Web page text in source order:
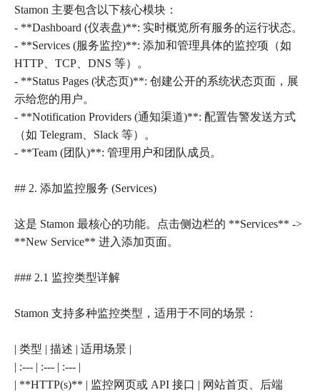
Stamon 主要包含以下核心模块：
- **Dashboard (仪表盘)**: 实时概览所有服务的运行状态。
- **Services (服务监控)**: 添加和管理具体的监控项（如
HTTP、TCP、DNS 等）。
- **Status Pages (状态页)**: 创建公开的系统状态页面，展
示给您的用户。
- **Notification Providers (通知渠道)**: 配置告警发送方式
（如 Telegram、Slack 等）。
- **Team (团队)**: 管理用户和团队成员。
## 2. 添加监控服务 (Services)
这是 Stamon 最核心的功能。点击侧边栏的 **Services** ->
**New Service** 进入添加页面。
### 2.1 监控类型详解
Stamon 支持多种监控类型，适用于不同的场景：
| 类型 | 描述 | 适用场景 |
| :--- | :--- | :--- |
| **HTTP(s)** | 监控网页或 API 接口 | 网站首页、后端